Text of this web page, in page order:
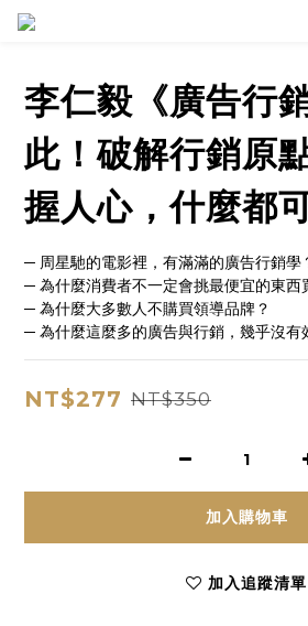
李仁毅《廣告行
此！破解行銷原
握人心，什麼都
─ 周星馳的電影裡，有滿滿的廣告行銷學
─ 為什麼消費者不一定會挑最便宜的東西
─ 為什麼大多數人不購買領導品牌？
─ 為什麼這麼多的廣告與行銷，幾乎沒有
NT$277 NT$350
加入購物車
加入追蹤清單